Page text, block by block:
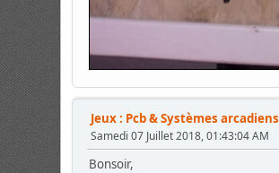
Jeux : Pcb & Systèmes arcadiens
Samedi 07 Juillet 2018, 01:43:04 AM
Bonsoir,